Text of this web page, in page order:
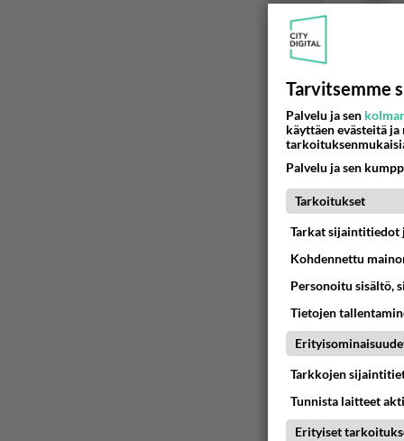
PÄIVÄ
05.08.2026
Tarvitsemme
Palvelu ja sen
käyttäen evästeitä
Palvelu ja sen
Tarkoitukset
Tarkat sijaintitiedot
Kohdennettu
Personoitu sisältö,
Tietojen
Tarkkojen
Tunnista laitteet
Erityiset